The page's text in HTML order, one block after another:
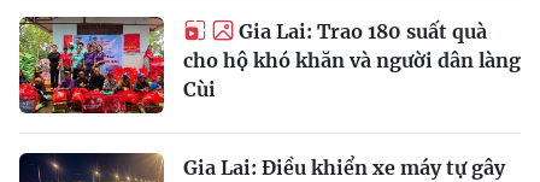
Gia Lai: Trao 180 suất quà
cho hộ khó khăn và người dân làng
Cùi
Gia Lai: Điều khiển xe máy tự gây